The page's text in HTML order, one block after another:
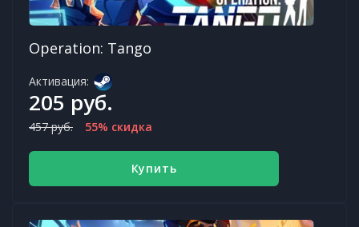
Operation: Tango
Активация:
205 руб.
457 руб. 55% скидка
Купить